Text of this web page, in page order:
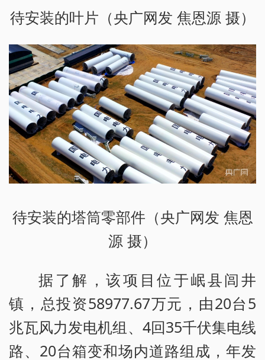
待安装的叶片（央广网发 焦恩源 摄）
待安装的塔筒零部件（央广网发 焦恩
源 摄）
据了解，该项目位于岷县闾井
镇，总投资58977.67万元，由20台5
兆瓦风力发电机组、4回35千伏集电线
路、20台箱变和场内道路组成，年发